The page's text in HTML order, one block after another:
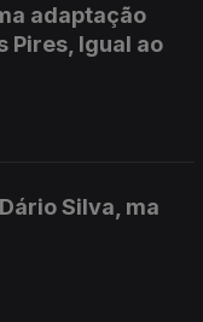
adaptação
Pires, Igual ao
Silva, ma